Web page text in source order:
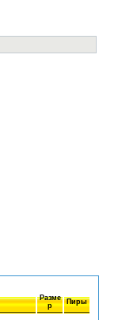
Разме
р
Пиры